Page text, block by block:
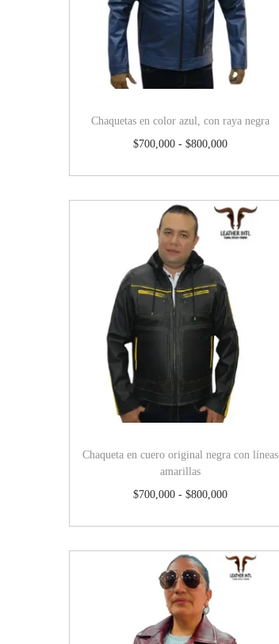
Chaquetas en color azul, con raya negra
$700,000 - $800,000
Chaqueta en cuero original negra con líneas
amarillas
$700,000 - $800,000